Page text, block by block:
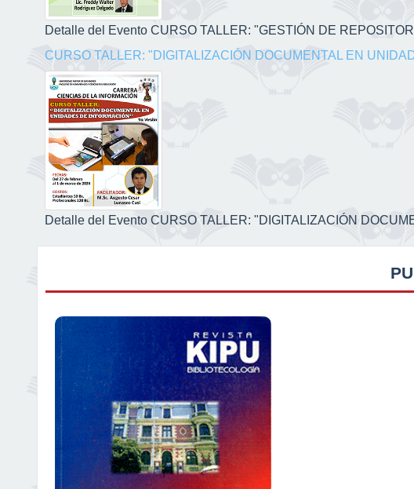
Detalle del Evento CURSO TALLER: "GESTIÓN DE
CURSO TALLER: "DIGITALIZACIÓN DOCUMENTAL EN
Detalle del Evento CURSO TALLER: "DIGITALIZACIÓN